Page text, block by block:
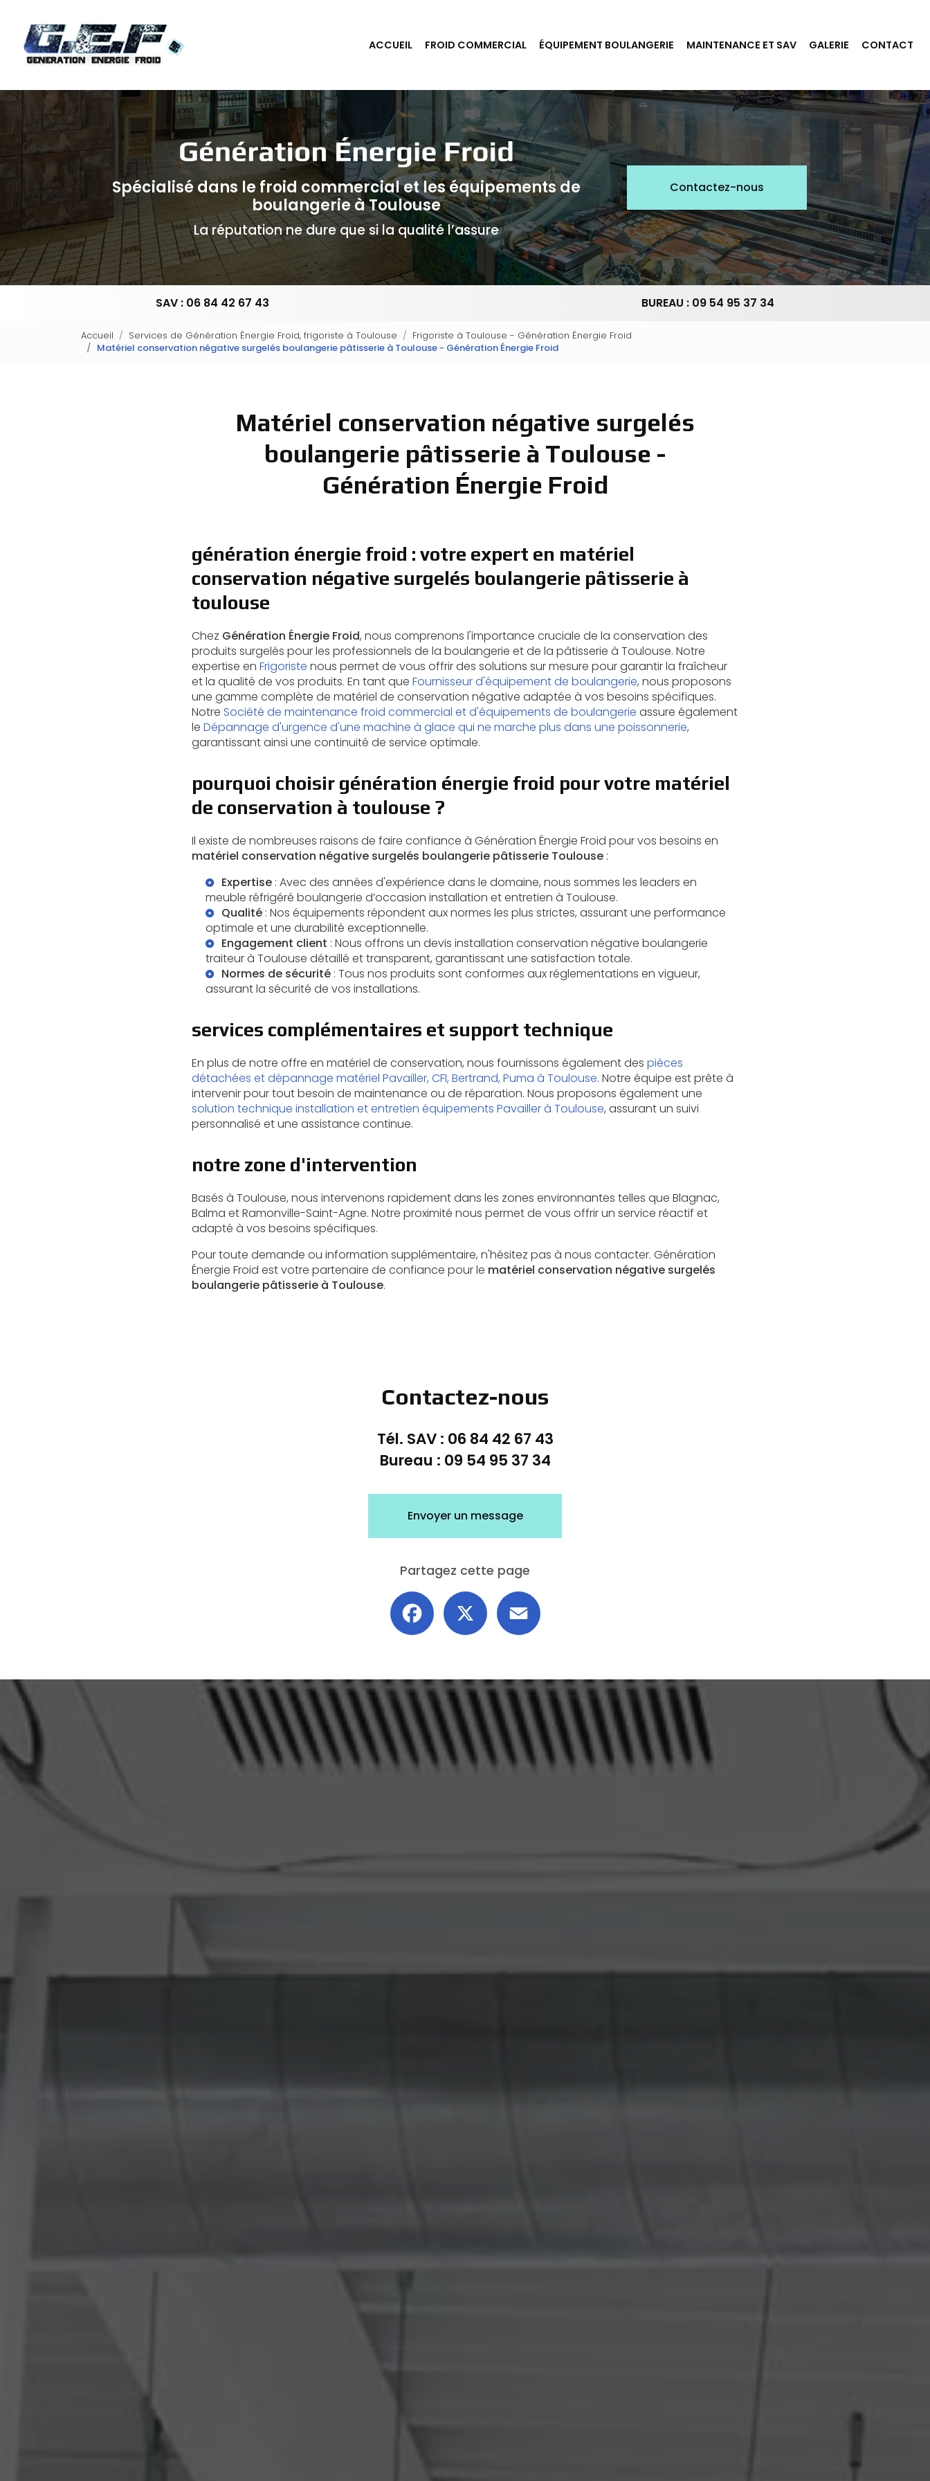
contenu
principal
ACCUEIL FROID COMMERCIAL ÉQUIPEMENT BOULANGERIE MAINTENANCE ET SAV GALERIE CONTACT
Spécialisé dans le froid commercial et les équipements de
boulangerie à Toulouse
La réputation ne dure que si la qualité l’assure
Contactez-nous
SAV : 06 84 42 67 43 BUREAU : 09 54 95 37 34
Accueil Services de Génération Énergie Froid, frigoriste à Toulouse
Frigoriste à Toulouse - Génération Énergie Froid
Matériel conservation négative surgelés boulangerie pâtisserie à Toulouse - Génération Énergie Froid
Matériel conservation négative surgelés
boulangerie pâtisserie à Toulouse -
Génération Énergie Froid
génération énergie froid : votre expert en matériel
conservation négative surgelés boulangerie pâtisserie à
toulouse
Chez Génération Énergie Froid, nous comprenons l'importance cruciale de la conservation des
produits surgelés pour les professionnels de la boulangerie et de la pâtisserie à Toulouse. Notre
expertise en Frigoriste nous permet de vous offrir des solutions sur mesure pour garantir la fraîcheur
et la qualité de vos produits. En tant que Fournisseur d'équipement de boulangerie, nous proposons
une gamme complète de matériel de conservation négative adaptée à vos besoins spécifiques.
Notre Société de maintenance froid commercial et d'équipements de boulangerie assure également
le Dépannage d'urgence d'une machine à glace qui ne marche plus dans une poissonnerie,
garantissant ainsi une continuité de service optimale.
pourquoi choisir génération énergie froid pour votre matériel
de conservation à toulouse ?
Il existe de nombreuses raisons de faire confiance à Génération Énergie Froid pour vos besoins en
matériel conservation négative surgelés boulangerie pâtisserie Toulouse :
Expertise : Avec des années d'expérience dans le domaine, nous sommes les leaders en
meuble réfrigéré boulangerie d’occasion installation et entretien à Toulouse.
Qualité : Nos équipements répondent aux normes les plus strictes, assurant une performance
optimale et une durabilité exceptionnelle.
Engagement client : Nous offrons un devis installation conservation négative boulangerie
traiteur à Toulouse détaillé et transparent, garantissant une satisfaction totale.
Normes de sécurité : Tous nos produits sont conformes aux réglementations en vigueur,
assurant la sécurité de vos installations.
services complémentaires et support technique
En plus de notre offre en matériel de conservation, nous fournissons également des pièces
détachées et dépannage matériel Pavailler, CFI, Bertrand, Puma à Toulouse. Notre équipe est prête à
intervenir pour tout besoin de maintenance ou de réparation. Nous proposons également une
solution technique installation et entretien équipements Pavailler à Toulouse, assurant un suivi
personnalisé et une assistance continue.
notre zone d'intervention
Basés à Toulouse, nous intervenons rapidement dans les zones environnantes telles que Blagnac,
Balma et Ramonville-Saint-Agne. Notre proximité nous permet de vous offrir un service réactif et
adapté à vos besoins spécifiques.
Pour toute demande ou information supplémentaire, n'hésitez pas à nous contacter. Génération
Énergie Froid est votre partenaire de confiance pour le matériel conservation négative surgelés
boulangerie pâtisserie à Toulouse.
Contactez-nous
Tél. SAV : 06 84 42 67 43
Bureau : 09 54 95 37 34
Envoyer un message
Partagez cette page
Facebook